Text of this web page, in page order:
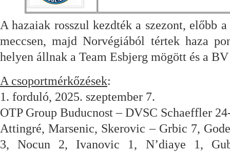
A hazaiak rosszul kezdték a szezont, előbb
meccsen, majd Norvégiából tértek haza
helyen állnak a Team Esbjerg mögött és a
A csoportmérkőzések:
1. forduló, 2025. szeptember 7.
OTP Group Buducnost – DVSC Schaeffler
Attingré, Marsenic, Skerovic – Grbic 7,
3, Nocun 2, Ivanovic 1, N’diaye 1,